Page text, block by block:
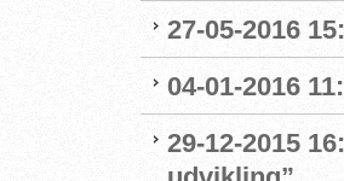
27-05-2016
04-01-2016
29-12-2015